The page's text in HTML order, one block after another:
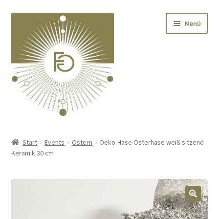
Navigation
springen
springen
Menü
Deko
öffnen
Start Events Ostern
Deko-Hase Osterhase weiß sitzend
Keramik 30 cm
🔍